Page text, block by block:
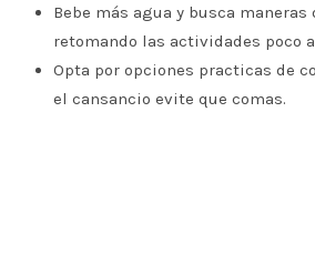
Bebe más agua y busca
retomando las actividades poco
Opta por opciones practicas de
el cansancio evite que comas.